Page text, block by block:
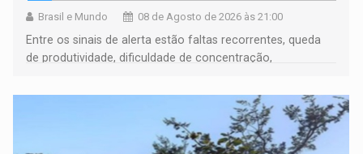
Brasil e Mundo 08 de Agosto de 2026 às 21:00
Entre os sinais de alerta estão faltas recorrentes, queda
de produtividade, dificuldade de concentração,